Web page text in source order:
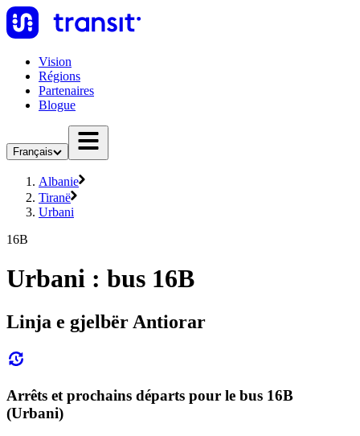
Vision
Régions
Partenaires
Blogue
Français
Albanie
Tiranë
Urbani
16B
Urbani : bus 16B
Linja e gjelbër Antiorar
Arrêts et prochains départs pour le bus 16B
(Urbani)